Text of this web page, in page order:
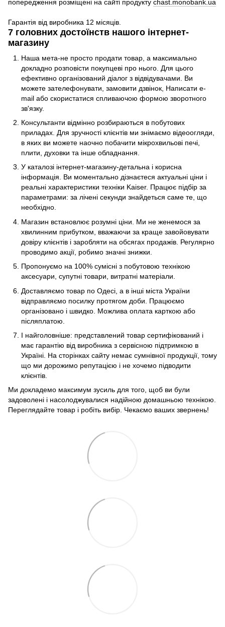
попередження розміщені на сайті продукту chast.monobank.ua
Гарантія від виробника 12 місяців.
7 головних достоїнств нашого інтернет-
магазину
Наша мета-не просто продати товар, а максимально
докладно розповісти покупцеві про нього. Для цього
ефективно організований діалог з відвідувачами. Ви
можете зателефонувати, замовити дзвінок, Написати e-
mail або скористатися спливаючою формою зворотного
зв'язку.
Консультанти відмінно розбираються в побутових
приладах. Для зручності клієнтів ми знімаємо відеоогляди,
в яких ви можете наочно побачити мікрохвильові печі,
плити, духовки та інше обладнання.
У каталозі інтернет-магазину-детальна і корисна
інформація. Ви моментально дізнаєтеся актуальні ціни і
реальні характеристики техніки Kaiser. Працює підбір за
параметрами: за лічені секунди знайдеться саме те, що
необхідно.
Магазин встановлює розумні ціни. Ми не женемося за
хвилинним прибутком, вважаючи за краще завойовувати
довіру клієнтів і заробляти на обсягах продажів. Регулярно
проводимо акції, робимо значні знижки.
Пропонуємо на 100% сумісні з побутовою технікою
аксесуари, супутні товари, витратні матеріали.
Доставляємо товар по Одесі, а в інші міста України
відправляємо посилку протягом доби. Працюємо
організовано і швидко. Можлива оплата карткою або
післяплатою.
І найголовніше: представлений товар сертифікований і
має гарантію від виробника з сервісною підтримкою в
Україні. На сторінках сайту немає сумнівної продукції, тому
що ми дорожимо репутацією і не хочемо підводити
клієнтів.
Ми докладемо максимум зусиль для того, щоб ви були
задоволені і насолоджувалися надійною домашньою технікою.
Переглядайте товар і робіть вибір. Чекаємо ваших звернень!